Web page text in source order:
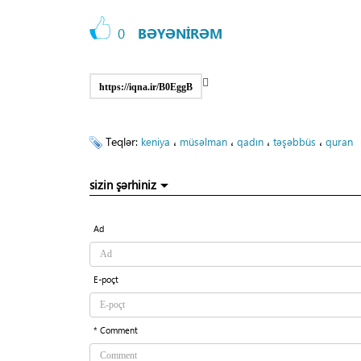
0 BƏYƏNİRƏM
https://iqna.ir/B0EggB
Teqlər: keniya ، müsəlman ، qadın ، təşəbbüs ، quran
sizin şərhiniz
Ad
E-poçt
* Comment